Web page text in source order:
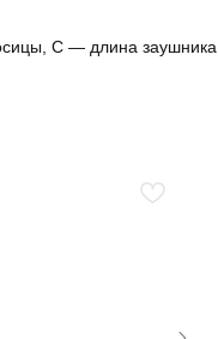
С — длина заушника